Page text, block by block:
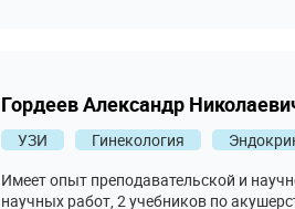
пациенток с климатическим периодом,
обследований. Ведение пациенток с
гинекологии. Ведение пациенток и
молочной железы доброкачественного
— применения лазера, гиалуроновой
комбинированных пациентов с
Гордеев Александр
УЗИ
Гинекология
Имеет опыт преподавательской и
научных работ, 2 учебников по